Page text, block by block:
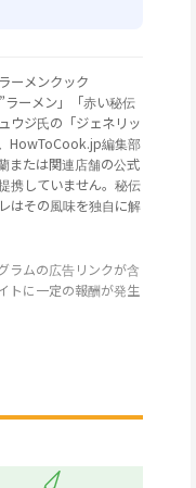
ーメンクック
ーメン」「赤い秘伝
ウジ氏の「ジェネリッ
HowToCook.jp編集部
または関連店舗の公式
携していません。秘伝
はその風味を独自に解
ラムの広告リンクが含
トに一定の報酬が発生